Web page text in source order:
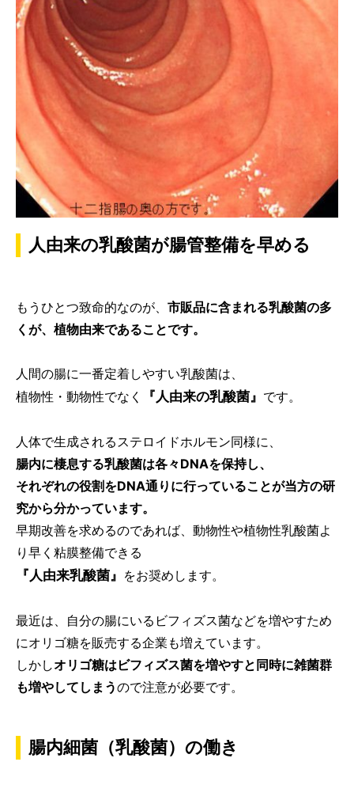
人由来の乳酸菌が腸管整備を早める
もうひとつ致命的なのが、 市販品に含まれる乳酸菌の多
くが、植物由来であることです。
人間の腸に一番定着しやすい乳酸菌は、
植物性・動物性でなく
『人由来の乳酸菌』 です。
人体で生成されるステロイドホルモン同様に、
腸内に棲息する乳酸菌は各々DNAを保持し、
それぞれの役割をDNA通りに行っていることが当方の研
究から分かっています。
早期改善を求めるのであれば、動物性や植物性乳酸菌よ
り早く粘膜整備できる
『人由来乳酸菌』 をお奨めします。
最近は、自分の腸にいるビフィズス菌などを増やすため
にオリゴ糖を販売する企業も増えています。
しかしオリゴ糖はビフィズス菌を増やすと同時に雑菌群
も増やしてしまうので注意が必要です。
腸内細菌（乳酸菌）の働き